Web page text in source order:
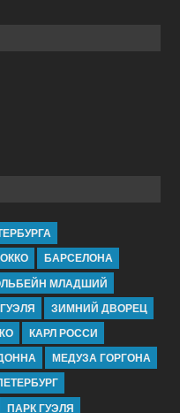
БАРСЕЛОНА
МЛАДШИЙ
ЗИМНИЙ ДВОРЕЦ
КАРЛ РОССИ
МЕДУЗА ГОРГОНА
ПАРК ГУЭЛЯ